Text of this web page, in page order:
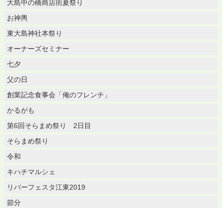
大島中の橋商店街夏祭り
お神輿
東大島神社本祭り
オーナーズセミナー
七夕
父の日
創業記念食事会「俺のフレンチ」
かるがも
第6回そらまめ祭り 2日目
そらまめ祭り
令和
キハチマルシェ
リバーフェスタ江東2019
節分